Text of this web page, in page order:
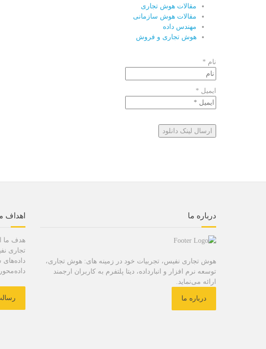
مقالات هوش تجاری
مقالات هوش سازمانی
مهندس داده
هوش تجاری و فروش
نام *
ایمیل *
درباره ما
هوش تجاری نفیس، تجربیات خود در زمینه های: هوش تجاری،
توسعه نرم افزار و انبارداده، دیتا پلتفرم به کاربران ارجمند
ارائه می‌نماید.
درباره ما
اهداف
هدف ما
تجاری